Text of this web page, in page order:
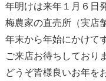
年明けは来年１月６日
梅農家の直売所（実店
年末から年始にかけて
ご来店お待ちしており
どうぞ皆様良いお年を